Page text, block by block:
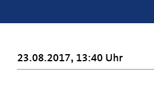
23.08.2017, 13:40 Uhr